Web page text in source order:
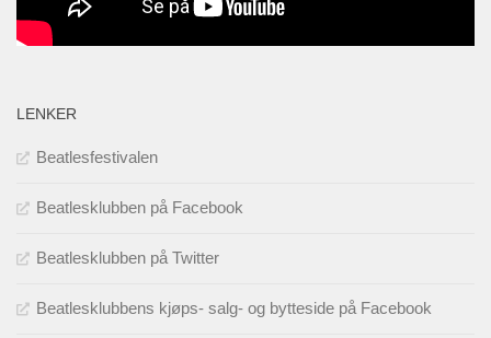
LENKER
Beatlesfestivalen
Beatlesklubben på Facebook
Beatlesklubben på Twitter
Beatlesklubbens kjøps- salg- og bytteside på Facebook